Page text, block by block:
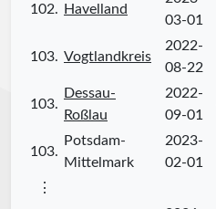
102. Havelland
03-01
103. Vogtlandkreis
2022-
08-22
103.
Dessau-
Roßlau
2022-
09-01
103.
Potsdam-
Mittelmark
2023-
02-01
⋮